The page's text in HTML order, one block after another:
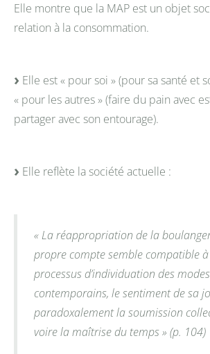
Elle montre que la MAP est un objet
relation à la consommation.
Elle est « pour soi » (pour sa santé et
« pour les autres » (faire du pain avec
partager avec son entourage).
Elle reflète la société actuelle :
« La réappropriation de la
propre compte semble compatible
processus d’individuation des
contemporains, le sentiment de sa
paradoxalement la soumission
voire la maîtrise du temps » (p. 104)